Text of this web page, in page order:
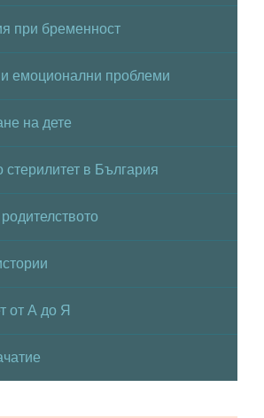
при бременност
емоционални проблеми
на дете
стерилитет в България
от А до Я